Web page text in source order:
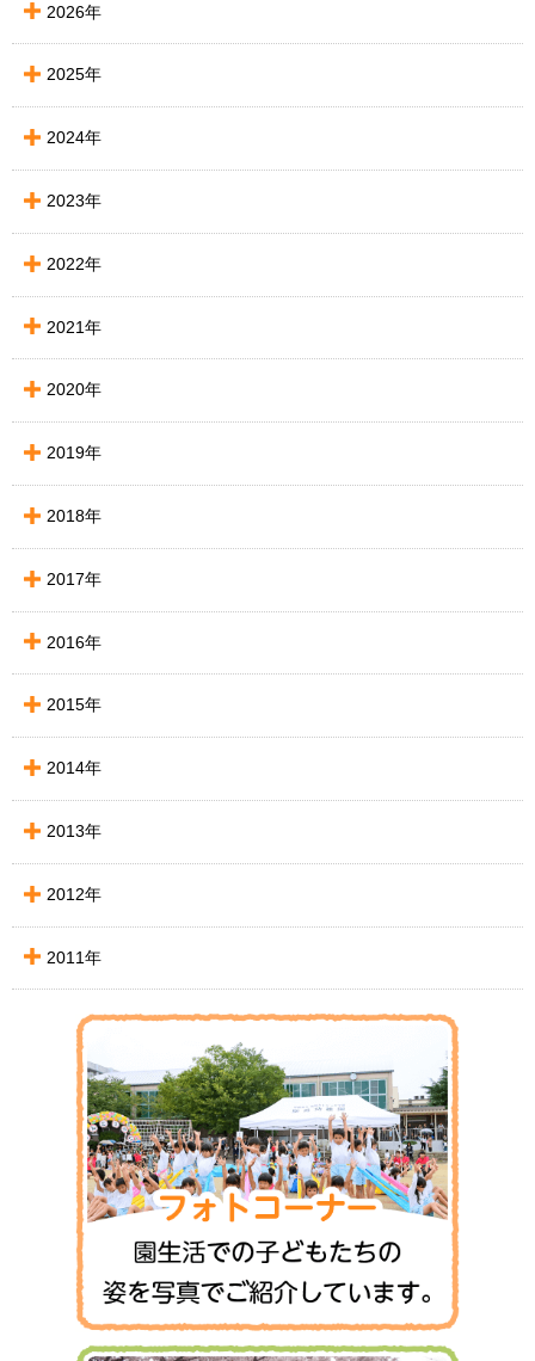
2026年
2025年
2024年
2023年
2022年
2021年
2020年
2019年
2018年
2017年
2016年
2015年
2014年
2013年
2012年
2011年